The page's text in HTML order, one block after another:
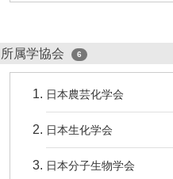
所属学協会 6
日本農芸化学会
日本生化学会
日本分子生物学会